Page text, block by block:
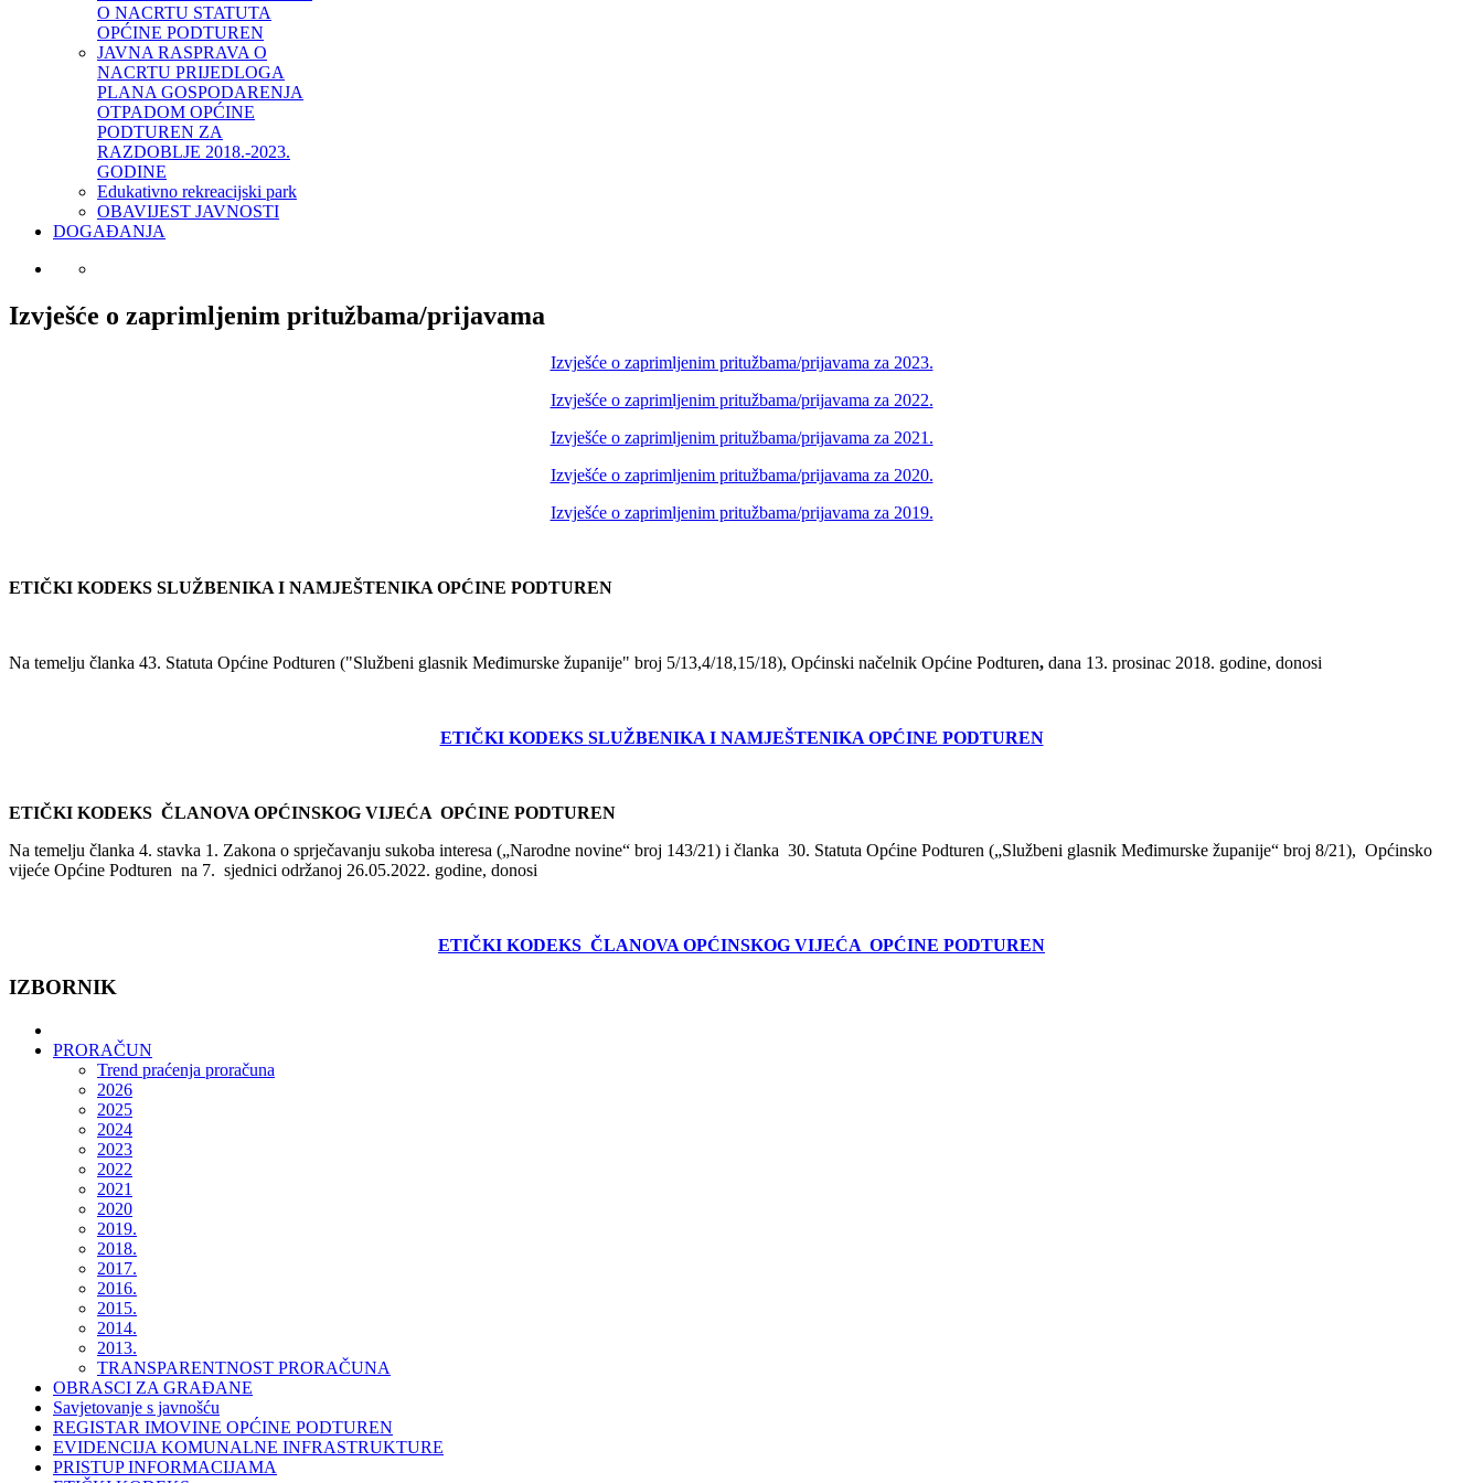
O NACRTU STATUTA
OPĆINE PODTUREN
JAVNA RASPRAVA O
NACRTU PRIJEDLOGA
PLANA GOSPODARENJA
OTPADOM OPĆINE
PODTUREN ZA
RAZDOBLJE 2018.-2023.
GODINE
Edukativno rekreacijski park
OBAVIJEST JAVNOSTI
DOGAĐANJA
Izvješće o zaprimljenim pritužbama/prijavama
Izvješće o zaprimljenim pritužbama/prijavama za 2023.
Izvješće o zaprimljenim pritužbama/prijavama za 2022.
Izvješće o zaprimljenim pritužbama/prijavama za 2021.
Izvješće o zaprimljenim pritužbama/prijavama za 2020.
Izvješće o zaprimljenim pritužbama/prijavama za 2019.
ETIČKI KODEKS SLUŽBENIKA I NAMJEŠTENIKA OPĆINE PODTUREN
Na temelju članka 43. Statuta Općine Podturen ("Službeni glasnik Međimurske županije" broj 5/13,4/18,15/18), Općinski načelnik Općine Podturen, dana 13. prosinac 2018. godine, donosi
ETIČKI KODEKS SLUŽBENIKA I NAMJEŠTENIKA OPĆINE PODTUREN
ETIČKI KODEKS ČLANOVA OPĆINSKOG VIJEĆA OPĆINE PODTUREN
Na temelju članka 4. stavka 1. Zakona o sprječavanju sukoba interesa („Narodne novine“ broj 143/21) i članka 30. Statuta Općine Podturen („Službeni glasnik Međimurske županije“ broj 8/21), Općinsko
vijeće Općine Podturen na 7. sjednici održanoj 26.05.2022. godine, donosi
ETIČKI KODEKS ČLANOVA OPĆINSKOG VIJEĆA OPĆINE PODTUREN
IZBORNIK
PRORAČUN
Trend praćenja proračuna
2026
2025
2024
2023
2022
2021
2020
2019.
2018.
2017.
2016.
2015.
2014.
2013.
TRANSPARENTNOST PRORAČUNA
OBRASCI ZA GRAĐANE
Savjetovanje s javnošću
REGISTAR IMOVINE OPĆINE PODTUREN
EVIDENCIJA KOMUNALNE INFRASTRUKTURE
PRISTUP INFORMACIJAMA